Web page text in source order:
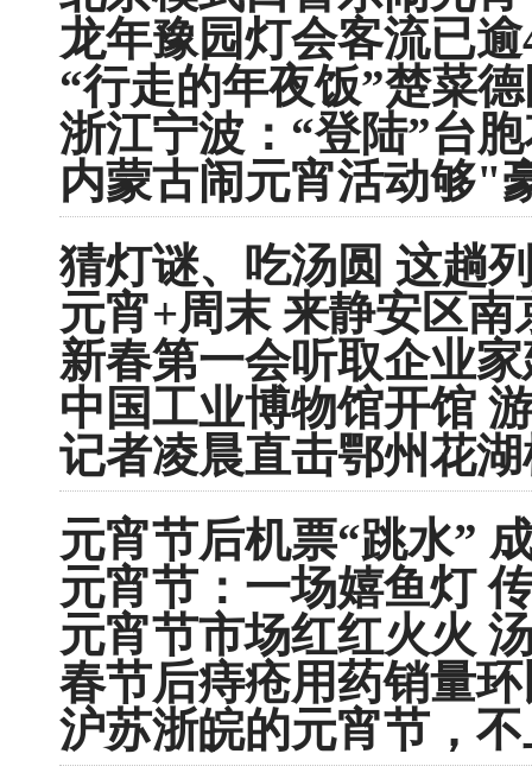
龙年豫园灯会客流已
“行走的年夜饭”楚菜
浙江宁波：“登陆”台
内蒙古闹元宵活动够"
猜灯谜、吃汤圆 这趟
元宵+周末 来静安区
新春第一会听取企业
中国工业博物馆开馆
记者凌晨直击鄂州花
元宵节后机票“跳水”
元宵节：一场嬉鱼灯
元宵节市场红红火火
春节后痔疮用药销量
沪苏浙皖的元宵节，